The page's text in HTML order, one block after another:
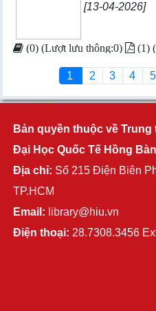
[13-04-2026]
(0) (Lượt lưu thông:0) (1)
1 2 3 4 5
Bản quyền thuộc về
Đại Học Quốc Tế Hồng
Địa chỉ: Số 215 Điện Biên
TP.HCM
Email: library@hiu.vn
Điện thoại: 28.7308.3456